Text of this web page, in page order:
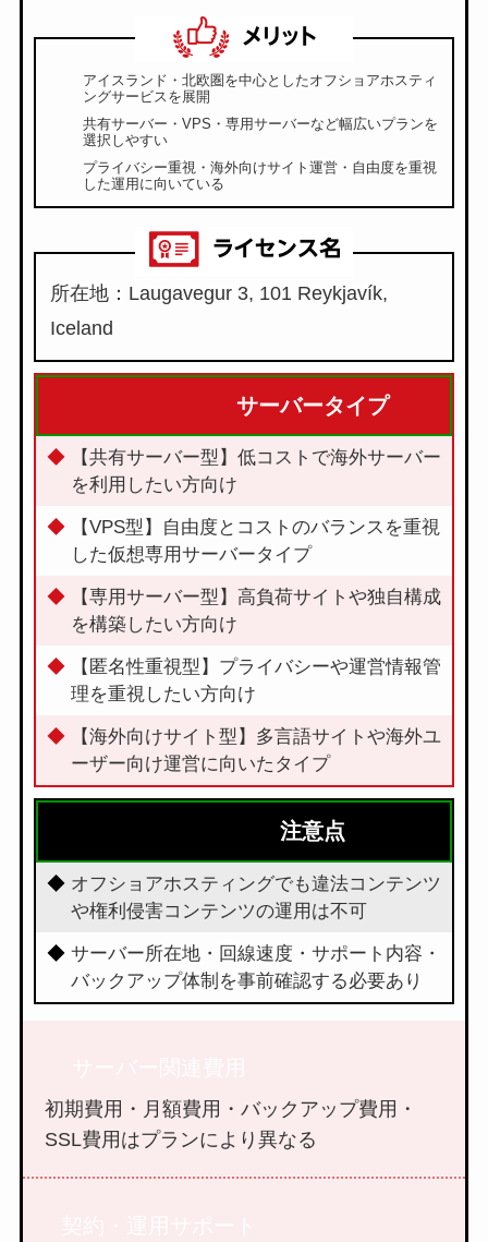
アイスランド・北欧圏を中心としたオフショアホスティ
ングサービスを展開
共有サーバー・VPS・専用サーバーなど幅広いプランを
選択しやすい
プライバシー重視・海外向けサイト運営・自由度を重視
した運用に向いている
所在地：Laugavegur 3, 101 Reykjavík,
Iceland
サーバータイプ
【共有サーバー型】低コストで海外サーバー
を利用したい方向け
【VPS型】自由度とコストのバランスを重視
した仮想専用サーバータイプ
【専用サーバー型】高負荷サイトや独自構成
を構築したい方向け
【匿名性重視型】プライバシーや運営情報管
理を重視したい方向け
【海外向けサイト型】多言語サイトや海外ユ
ーザー向け運営に向いたタイプ
注意点
オフショアホスティングでも違法コンテンツ
や権利侵害コンテンツの運用は不可
サーバー所在地・回線速度・サポート内容・
バックアップ体制を事前確認する必要あり
初期費用・月額費用・バックアップ費用・
SSL費用はプランにより異なる